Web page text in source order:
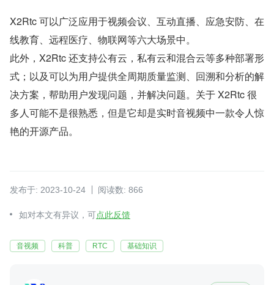
X2Rtc 可以广泛应用于视频会议、互动直播、应急安防、在
线教育、远程医疗、物联网等六大场景中。
此外，X2Rtc 还支持公有云，私有云和混合云等多种部署形
式；以及可以为用户提供全周期质量监测、回溯和分析的解
决方案，帮助用户发现问题，并解决问题。关于 X2Rtc 很
多人可能不是很熟悉，但是它却是实时音视频中一款令人惊
艳的开源产品。
发布于: 2023-10-24 阅读数: 866
如对本文有异议，可点此反馈
音视频 科普 RTC 基础知识